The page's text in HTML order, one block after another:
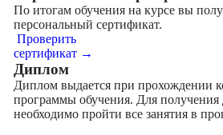
По итогам обучения на курсе вы
персональный сертификат.
Проверить
сертификат →
Диплом
Диплом выдается при прохождении
программы обучения. Для получения
необходимо пройти все занятия в